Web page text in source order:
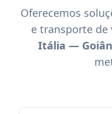
Oferecemos
e transporte de
Itália —